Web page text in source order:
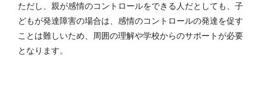
ただし、親が感情のコントロールをできる人だとしても、子
どもが発達障害の場合は、感情のコントロールの発達を促す
ことは難しいため、周囲の理解や学校からのサポートが必要
となります。